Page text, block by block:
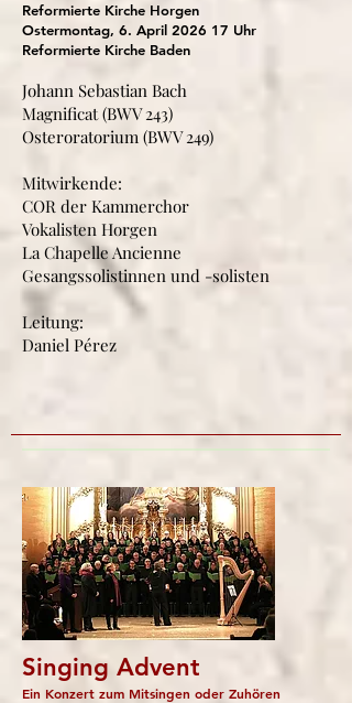
Reformierte Kirche Horgen
Ostermontag, 6. April 2026 17 Uhr
Reformierte Kirche Baden
Johann Sebastian Bach
Magnificat (BWV 243)
Osteroratorium (BWV 249)
Mitwirkende:
COR der Kammerchor
Vokalisten Horgen
La Chapelle Ancienne
Gesangssolistinnen und -solisten
Leitung:
Daniel Pérez
Singing Advent
Ein Konzert zum Mitsingen oder Zuhören